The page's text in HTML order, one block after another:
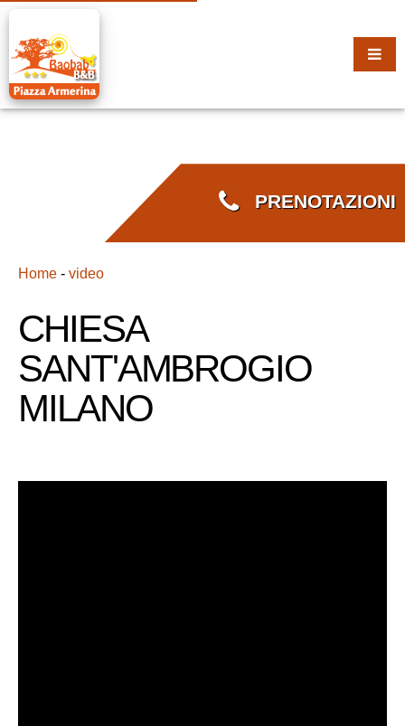
PRENOTAZIONI
Home - video
CHIESA
SANT'AMBROGIO
MILANO